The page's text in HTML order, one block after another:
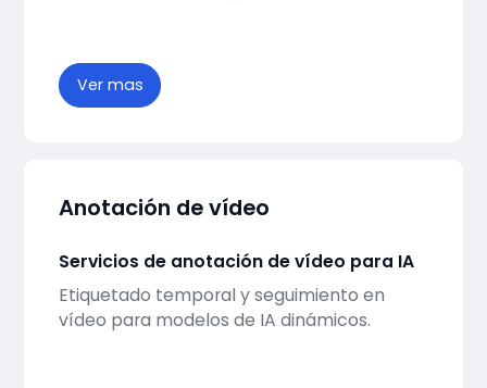
Ver mas
Anotación de vídeo
Servicios de anotación de vídeo para IA
Etiquetado temporal y seguimiento en
vídeo para modelos de IA dinámicos.